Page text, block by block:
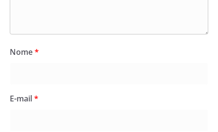
Nome*
E-mail*